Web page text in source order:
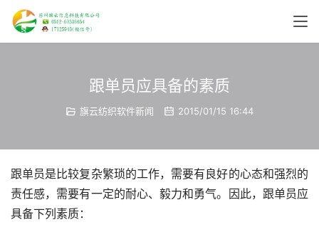
跟单员应具备的素质
旗云纺织软件新闻 2015/01/15 16:44
跟单员是比较复杂繁琐的工作，需要有良好的心态和强烈的
责任感，需要有一定的耐心、毅力和勇气。因此，跟单员应
具备下列素质：